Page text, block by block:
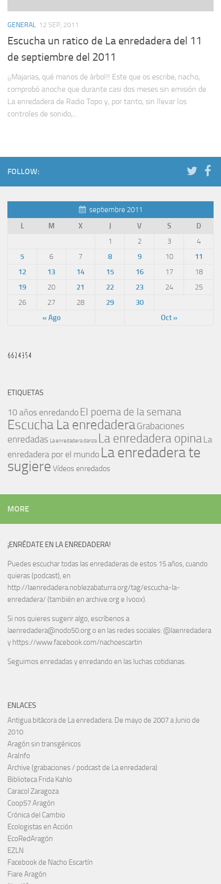
GENERAL 12 SEP, 2011
Escucha un ratico de La enredadera del 11
de septiembre del 2011
¡¡Majarias, qué manos de árbol!! Este que os escribe, nacho,
comprobó anoche que durante casi dos meses sin emisión de
La enredadera de Radio Topo y, por tanto, sin llevar los
controles de sonido,...
FOLLOW:
septiembre 2011
L
M X J V S D
« Ago Oct »
1 2 3
4
5
6 7 8 9 10
11
12
13 14 15 16 17
18
19
20 21 22 23 24
25
26
27 28 29 30
ETIQUETAS
10 años enredando El poema de la semana
Escucha La enredaderaGrabaciones
enredadas La enredadera danza La enredadera opina La
enredadera por el mundo La enredadera te
sugiere Vídeos enredados
MORE
¡ENRÉDATE EN LA ENREDADERA!
Puedes escuchar todas las enredaderas de estos 15 años, cuando
quieras (podcast), en
http://laenredadera.noblezabaturra.org/tag/escucha-la-
enredadera/ (también en archive.org e Ivoox).
Si nos quieres sugerir algo, escríbenos a
laenredadera@nodo50.org o en las redes sociales: @laenredadera
y https://www.facebook.com/nachoescartin
Seguimos enredadas y enredando en las luchas cotidianas.
ENLACES
Antigua bitácora de La enredadera. De mayo de 2007 a Junio de
2010
Aragón sin transgénicos
AraInfo
Archive (grabaciones / podcast de La enredadera)
Biblioteca Frida Kahlo
Caracol Zaragoza
Coop57 Aragón
Crónica del Cambio
Ecologistas en Acción
EcoRedAragón
EZLN
Facebook de Nacho Escartín
Fiare Aragón